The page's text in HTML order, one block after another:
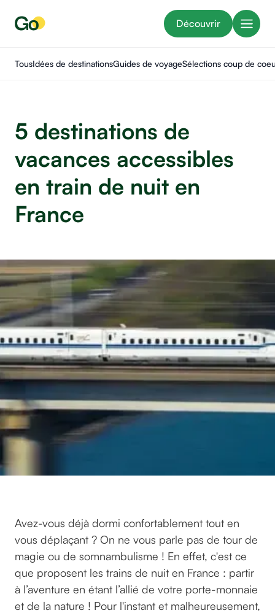
Découvrir
TousIdées de destinationsGuides de voyageSélections coup de
5 destinations de
vacances accessibles
en train de nuit en
France
Avez-vous déjà dormi confortablement tout en
vous déplaçant ? On ne vous parle pas de tour de
magie ou de somnambulisme ! En effet, c'est ce
que proposent les trains de nuit en France : partir
à l’aventure en étant l’allié de votre porte-monnaie
et de la nature ! Pour l'instant et malheureusement,